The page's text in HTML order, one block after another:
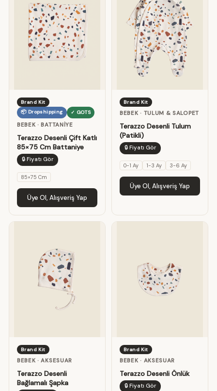
Brand Kit
📦 Dropshipping
✓ GOTS
BEBEK · BATTANIYE
Terazzo Desenli Çift Katlı
85×75 Cm Battaniye
🔒 Fiyatı Gör
85×75 Cm
Üye Ol, Alışveriş Yap
Brand Kit
BEBEK · TULUM & SALOPET
Terazzo Desenli Tulum
(Patikli)
🔒 Fiyatı Gör
0-1 Ay 1-3 Ay 3-6 Ay
Üye Ol, Alışveriş Yap
Brand Kit
BEBEK · AKSESUAR
Terazzo Desenli
Bağlamalı Şapka
Brand Kit
BEBEK · AKSESUAR
Terazzo Desenli Önlük
🔒 Fiyatı Gör